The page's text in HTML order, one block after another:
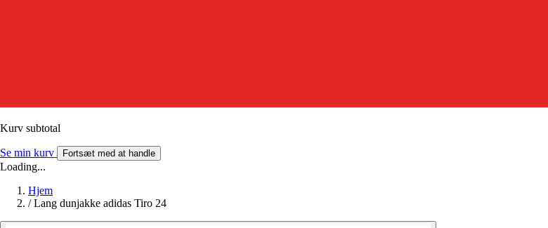
Kurv subtotal
Se min kurv Fortsæt med at handle
Loading...
Hjem
/ Lang dunjakke adidas Tiro 24